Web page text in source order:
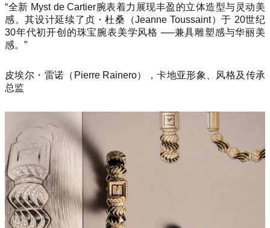
“全新 Myst de Cartier腕表着力展现丰盈的立体造型与灵动美
感。其设计延续了贞・杜桑（Jeanne Toussaint）于 20世纪
30年代初开创的珠宝腕表美学风格 ──兼具雕塑感与华丽美
感。”
皮埃尔・雷诺（Pierre Rainero），卡地亚形象、风格及传承
总监